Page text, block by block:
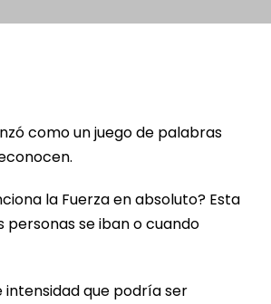
como un juego de palabras
la Fuerza en absoluto? Esta
personas se iban o cuando
que podría ser